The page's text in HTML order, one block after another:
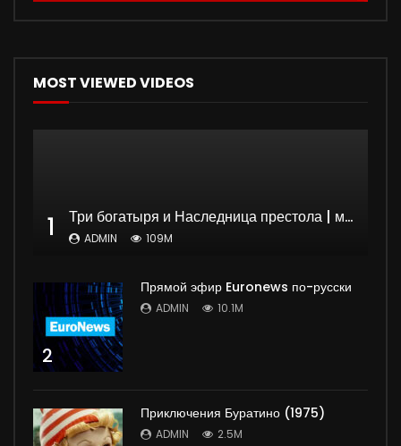
MOST VIEWED VIDEOS
1 Три богатыря и Наследница престола | мультфильм
ADMIN 109M
2
Прямой эфир Euronews по-русски
ADMIN 10.1M
Приключения Буратино (1975)
ADMIN 2.5M